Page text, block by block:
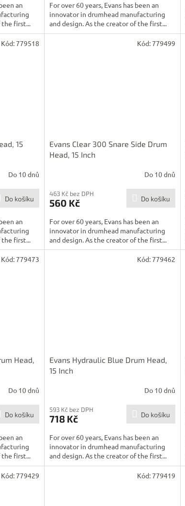
an
the first...
For over 60 years, Evans has been an
innovator in drumhead manufacturing
and design. As the creator of the first...
15
Do 10 dnů
Do košíku
an
the first...
Kód:779518
Evans Clear 300 Snare Side Drum
Head, 15 Inch
Do 10 dnů
463 Kč bez DPH
560 Kč Do košíku
For over 60 years, Evans has been an
innovator in drumhead manufacturing
and design. As the creator of the first...
Kód:779499
Head,
Do 10 dnů
Do košíku
an
the first...
Kód:779473
Evans Hydraulic Blue Drum Head,
15 Inch
Do 10 dnů
593 Kč bez DPH
718 Kč Do košíku
For over 60 years, Evans has been an
innovator in drumhead manufacturing
and design. As the creator of the first...
Kód:779462
Kód:779429 Kód:779419